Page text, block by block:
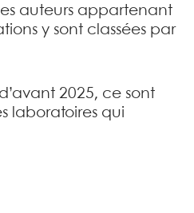
auteurs appartenant
y sont classées par
2025, ce sont
laboratoires qui